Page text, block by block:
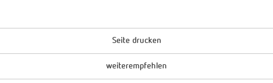
Seite drucken
weiterempfehlen